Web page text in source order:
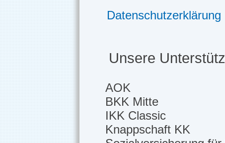
Datenschutzerklärung
Unsere
AOK
BKK Mitte
IKK Classic
Knappschaft KK